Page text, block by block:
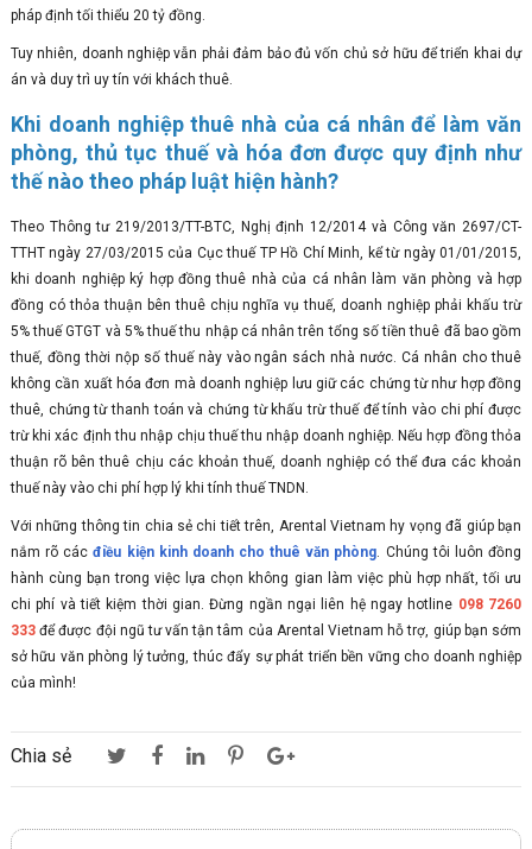
pháp định tối thiểu 20 tỷ đồng.
Tuy nhiên, doanh nghiệp vẫn phải đảm bảo đủ vốn chủ sở hữu để triển khai dự
án và duy trì uy tín với khách thuê.
Khi doanh nghiệp thuê nhà của cá nhân để làm văn
phòng, thủ tục thuế và hóa đơn được quy định như
thế nào theo pháp luật hiện hành?
Theo Thông tư 219/2013/TT-BTC, Nghị định 12/2014 và Công văn 2697/CT-
TTHT ngày 27/03/2015 của Cục thuế TP Hồ Chí Minh, kể từ ngày 01/01/2015,
khi doanh nghiệp ký hợp đồng thuê nhà của cá nhân làm văn phòng và hợp
đồng có thỏa thuận bên thuê chịu nghĩa vụ thuế, doanh nghiệp phải khấu trừ
5% thuế GTGT và 5% thuế thu nhập cá nhân trên tổng số tiền thuê đã bao gồm
thuế, đồng thời nộp số thuế này vào ngân sách nhà nước. Cá nhân cho thuê
không cần xuất hóa đơn mà doanh nghiệp lưu giữ các chứng từ như hợp đồng
thuê, chứng từ thanh toán và chứng từ khấu trừ thuế để tính vào chi phí được
trừ khi xác định thu nhập chịu thuế thu nhập doanh nghiệp. Nếu hợp đồng thỏa
thuận rõ bên thuê chịu các khoản thuế, doanh nghiệp có thể đưa các khoản
thuế này vào chi phí hợp lý khi tính thuế TNDN.
Với những thông tin chia sẻ chi tiết trên, Arental Vietnam hy vọng đã giúp bạn
nắm rõ cácđiều kiện kinh doanh cho thuê văn phòng. Chúng tôi luôn đồng
hành cùng bạn trong việc lựa chọn không gian làm việc phù hợp nhất, tối ưu
chi phí và tiết kiệm thời gian. Đừng ngần ngại liên hệ ngay hotline 098 7260
333để được đội ngũ tư vấn tận tâm của Arental Vietnam hỗ trợ, giúp bạn sớm
sở hữu văn phòng lý tưởng, thúc đẩy sự phát triển bền vững cho doanh nghiệp
của mình!
Chia sẻ